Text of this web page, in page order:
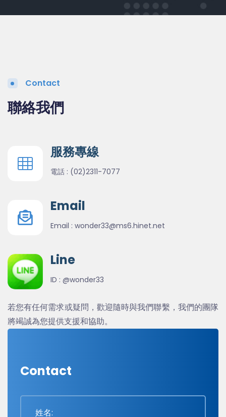
Contact
聯絡我們
服務專線
電話 : (02)2311-7077
Email
Email : wonder33@ms6.hinet.net
Line
ID : @wonder33
若您有任何需求或疑問，歡迎隨時與我們聯繫，我們的團隊
將竭誠為您提供支援和協助。
Contact